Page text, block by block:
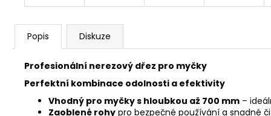
Popis Diskuze
Profesionální nerezový dřez pro myčky
Perfektní kombinace odolnosti a efektivity
Vhodný pro myčky s hloubkou až 700 mm –
Zaoblené rohy pro bezpečné používání a snadné